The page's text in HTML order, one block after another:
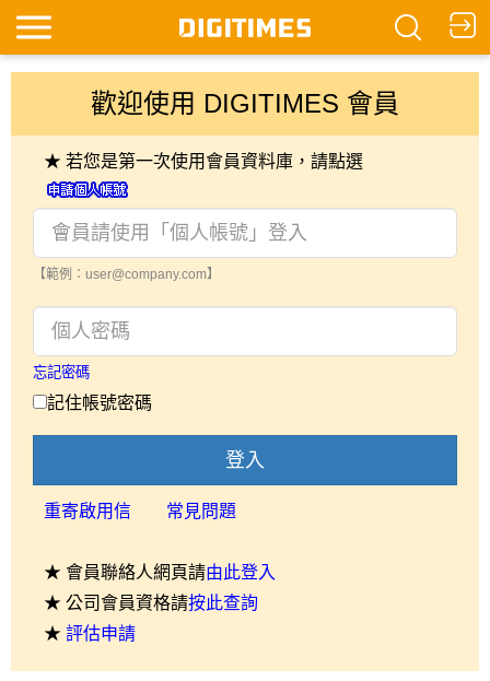
歡迎使用 DIGITIMES 會員
★ 若您是第一次使用會員資料庫，請點選
【範例：user@company.com】
忘記密碼
記住帳號密碼
登入
重寄啟用信 常見問題
★ 會員聯絡人網頁請由此登入
★ 公司會員資格請按此查詢
★ 評估申請